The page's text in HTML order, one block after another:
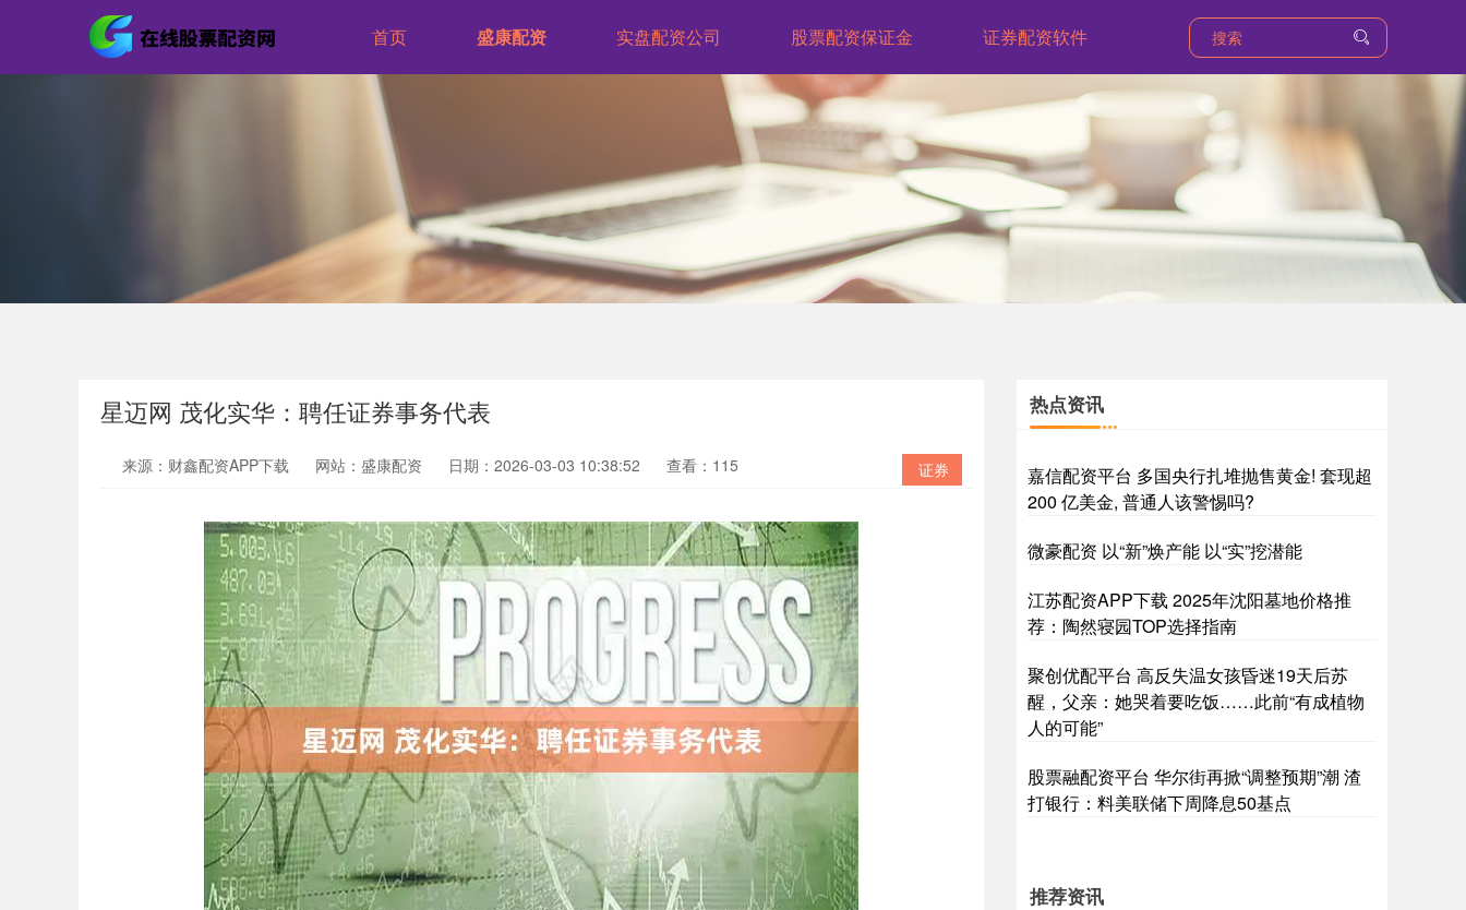
首页 盛康配资 实盘配资公司 股票配资保证金 证券配资软件
星迈网 茂化实华：聘任证券事务代表
证券
来源：财鑫配资APP下载 网站：盛康配资 日期：2026-03-03 10:38:52 查看：115
热点资讯
嘉信配资平台 多国央行扎堆抛售黄金! 套现超
200 亿美金, 普通人该警惕吗?
微豪配资 以“新”焕产能 以“实”挖潜能
江苏配资APP下载 2025年沈阳墓地价格推
荐：陶然寝园TOP选择指南
聚创优配平台 高反失温女孩昏迷19天后苏
醒，父亲：她哭着要吃饭……此前“有成植物
人的可能”
股票融配资平台 华尔街再掀“调整预期”潮 渣
打银行：料美联储下周降息50基点
推荐资讯